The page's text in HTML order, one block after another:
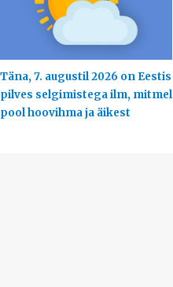
Täna, 7. augustil 2026 on Eestis
pilves selgimistega ilm, mitmel
pool hoovihma ja äikest